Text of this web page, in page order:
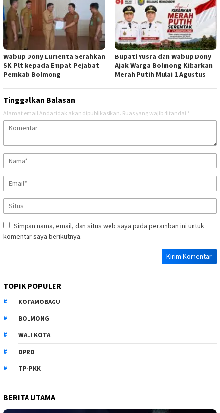
Wabup Dony Lumenta Serahkan
SK Plt kepada Empat Pejabat
Pemkab Bolmong
Bupati Yusra dan Wabup Dony
Ajak Warga Bolmong Kibarkan
Merah Putih Mulai 1 Agustus
Tinggalkan Balasan
Alamat email Anda tidak akan dipublikasikan. Ruas yang wajib ditandai *
Simpan nama, email, dan situs web saya pada peramban ini untuk
komentar saya berikutnya.
TOPIK POPULER
KOTAMOBAGU
BOLMONG
WALI KOTA
DPRD
TP-PKK
BERITA UTAMA